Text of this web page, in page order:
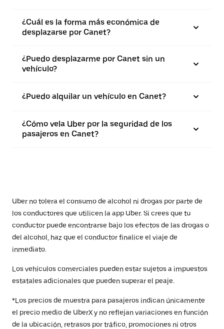
¿Cuál es la forma más económica de
desplazarse por Canet?
¿Puedo desplazarme por Canet sin un
vehículo?
¿Puedo alquilar un vehículo en Canet?
¿Cómo vela Uber por la seguridad de los
pasajeros en Canet?
Uber no tolera el consumo de alcohol ni drogas por parte de
los conductores que utilicen la app Uber. Si crees que tu
conductor puede encontrarse bajo los efectos de las drogas o
del alcohol, haz que el conductor finalice el viaje de
inmediato.
Los vehículos comerciales pueden estar sujetos a impuestos
estatales adicionales que pueden superar el peaje.
*Los precios de muestra para pasajeros indican únicamente
el precio medio de UberX y no reflejan variaciones en función
de la ubicación, retrasos por tráfico, promociones ni otros